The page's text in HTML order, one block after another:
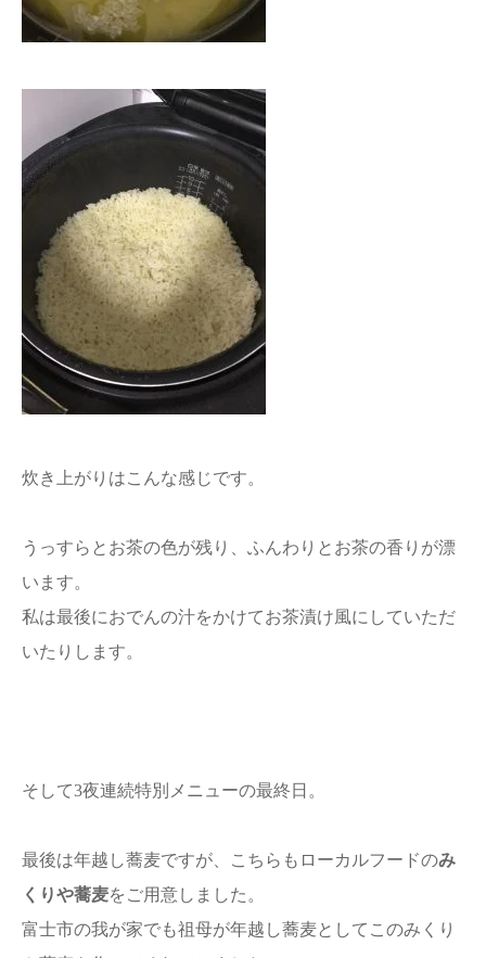
炊き上がりはこんな感じです。
うっすらとお茶の色が残り、ふんわりとお茶の香りが漂
います。
私は最後におでんの汁をかけてお茶漬け風にしていただ
いたりします。
そして3夜連続特別メニューの最終日。
最後は年越し蕎麦ですが、こちらもローカルフードのみ
くりや蕎麦をご用意しました。
富士市の我が家でも祖母が年越し蕎麦としてこのみくり